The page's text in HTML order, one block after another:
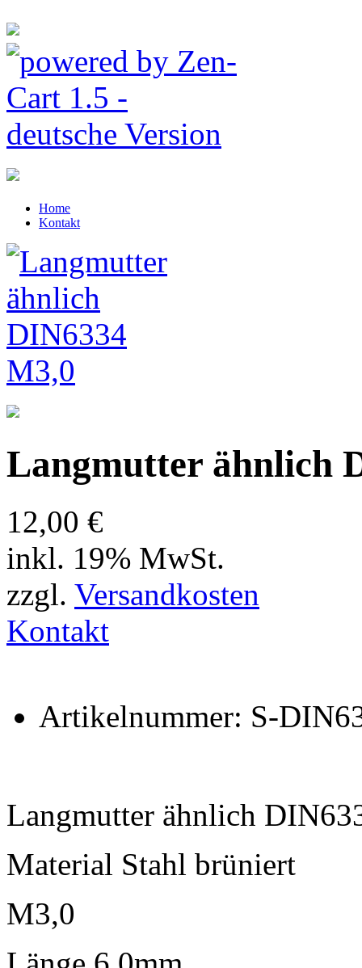
Home
Kontakt
Langmutter ähnlich
12,00 €
inkl. 19% MwSt.
zzgl. Versandkosten
Kontakt
Artikelnummer: S-
Langmutter ähnlich
Material Stahl brüniert
M3,0